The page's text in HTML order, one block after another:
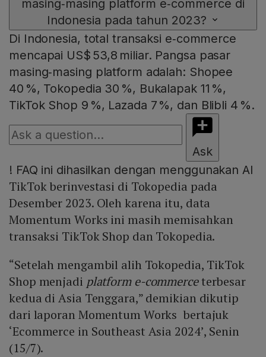
masing‑masing platform e‑commerce di
Indonesia pada tahun 2023?
Di Indonesia, total transaksi e‑commerce
mencapai US$ 53,8 miliar. Pangsa pasar
masing‑masing platform adalah: Shopee
40 %, Tokopedia 30 %, Bukalapak 11 %,
TikTok Shop 9 %, Lazada 7 %, dan Blibli 4 %.
Ask
! FAQ ini dihasilkan dengan menggunakan AI
TikTok berinvestasi di Tokopedia pada
Desember 2023. Oleh karena itu, data
Momentum Works ini masih memisahkan
transaksi TikTok Shop dan Tokopedia.
“Setelah mengambil alih Tokopedia, TikTok
Shop menjadi platform e-commerceterbesar
kedua di Asia Tenggara,” demikian dikutip
dari laporan Momentum Works bertajuk
‘Ecommerce in Southeast Asia 2024’, Senin
(15/7).